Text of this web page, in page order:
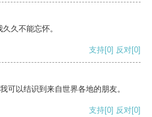
久不能忘怀。
支持[0] 反对[0]
可以结识到来自世界各地的朋友。
支持[0] 反对[0]